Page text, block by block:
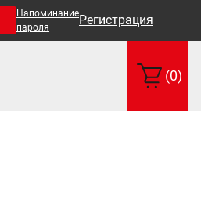
Напоминание
пароля
Регистрация
(0)